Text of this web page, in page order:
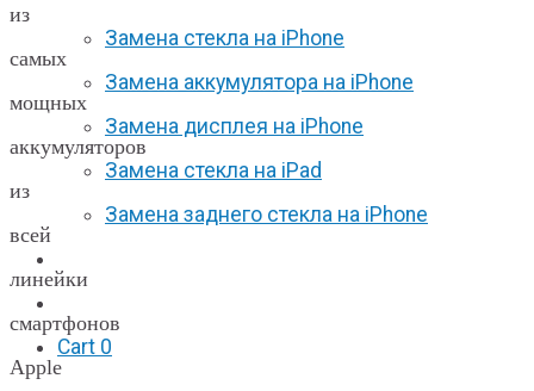
Замена стекла на iPhone
Замена аккумулятора на iPhone
Замена дисплея на iPhone
Замена стекла на iPad
Замена заднего стекла на iPhone
Cart 0
из
самых
мощных
аккумуляторов
из
всей
линейки
смартфонов
Apple